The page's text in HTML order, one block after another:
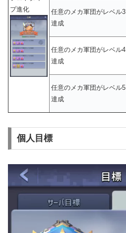
プ進化
任意のメカ軍団がレベル3
達成
任意のメカ軍団がレベル4
達成
任意のメカ軍団がレベル5
達成
個人目標